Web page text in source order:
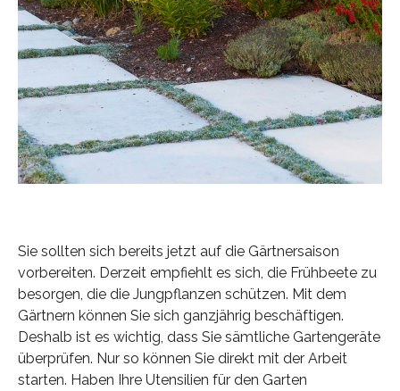
Sie sollten sich bereits jetzt auf die Gärtnersaison
vorbereiten. Derzeit empfiehlt es sich, die Frühbeete zu
besorgen, die die Jungpflanzen schützen. Mit dem
Gärtnern können Sie sich ganzjährig beschäftigen.
Deshalb ist es wichtig, dass Sie sämtliche Gartengeräte
überprüfen. Nur so können Sie direkt mit der Arbeit
starten. Haben Ihre Utensilien für den Garten